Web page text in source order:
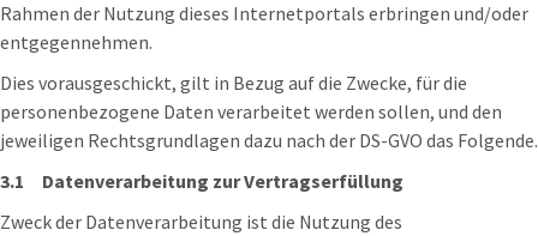
Rahmen der Nutzung dieses Internetportals erbringen und/oder
entgegennehmen.
Dies vorausgeschickt, gilt in Bezug auf die Zwecke, für die
personenbezogene Daten verarbeitet werden sollen, und den
jeweiligen Rechtsgrundlagen dazu nach der DS-GVO das Folgende.
3.1 Datenverarbeitung zur Vertragserfüllung
Zweck der Datenverarbeitung ist die Nutzung des